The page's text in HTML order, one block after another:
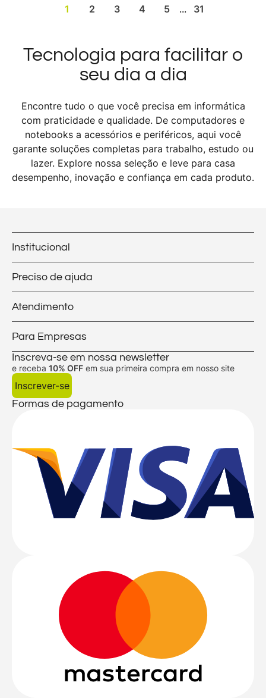
1 2 3 4 5 ... 31
Tecnologia para facilitar o
seu dia a dia
Encontre tudo o que você precisa em informática
com praticidade e qualidade. De computadores e
notebooks a acessórios e periféricos, aqui você
garante soluções completas para trabalho, estudo ou
lazer. Explore nossa seleção e leve para casa
desempenho, inovação e confiança em cada produto.
Institucional
Preciso de ajuda
Atendimento
Para Empresas
Inscreva-se em nossa newsletter
e receba 10% OFF em sua primeira compra em nosso site
Inscrever-se
Formas de pagamento